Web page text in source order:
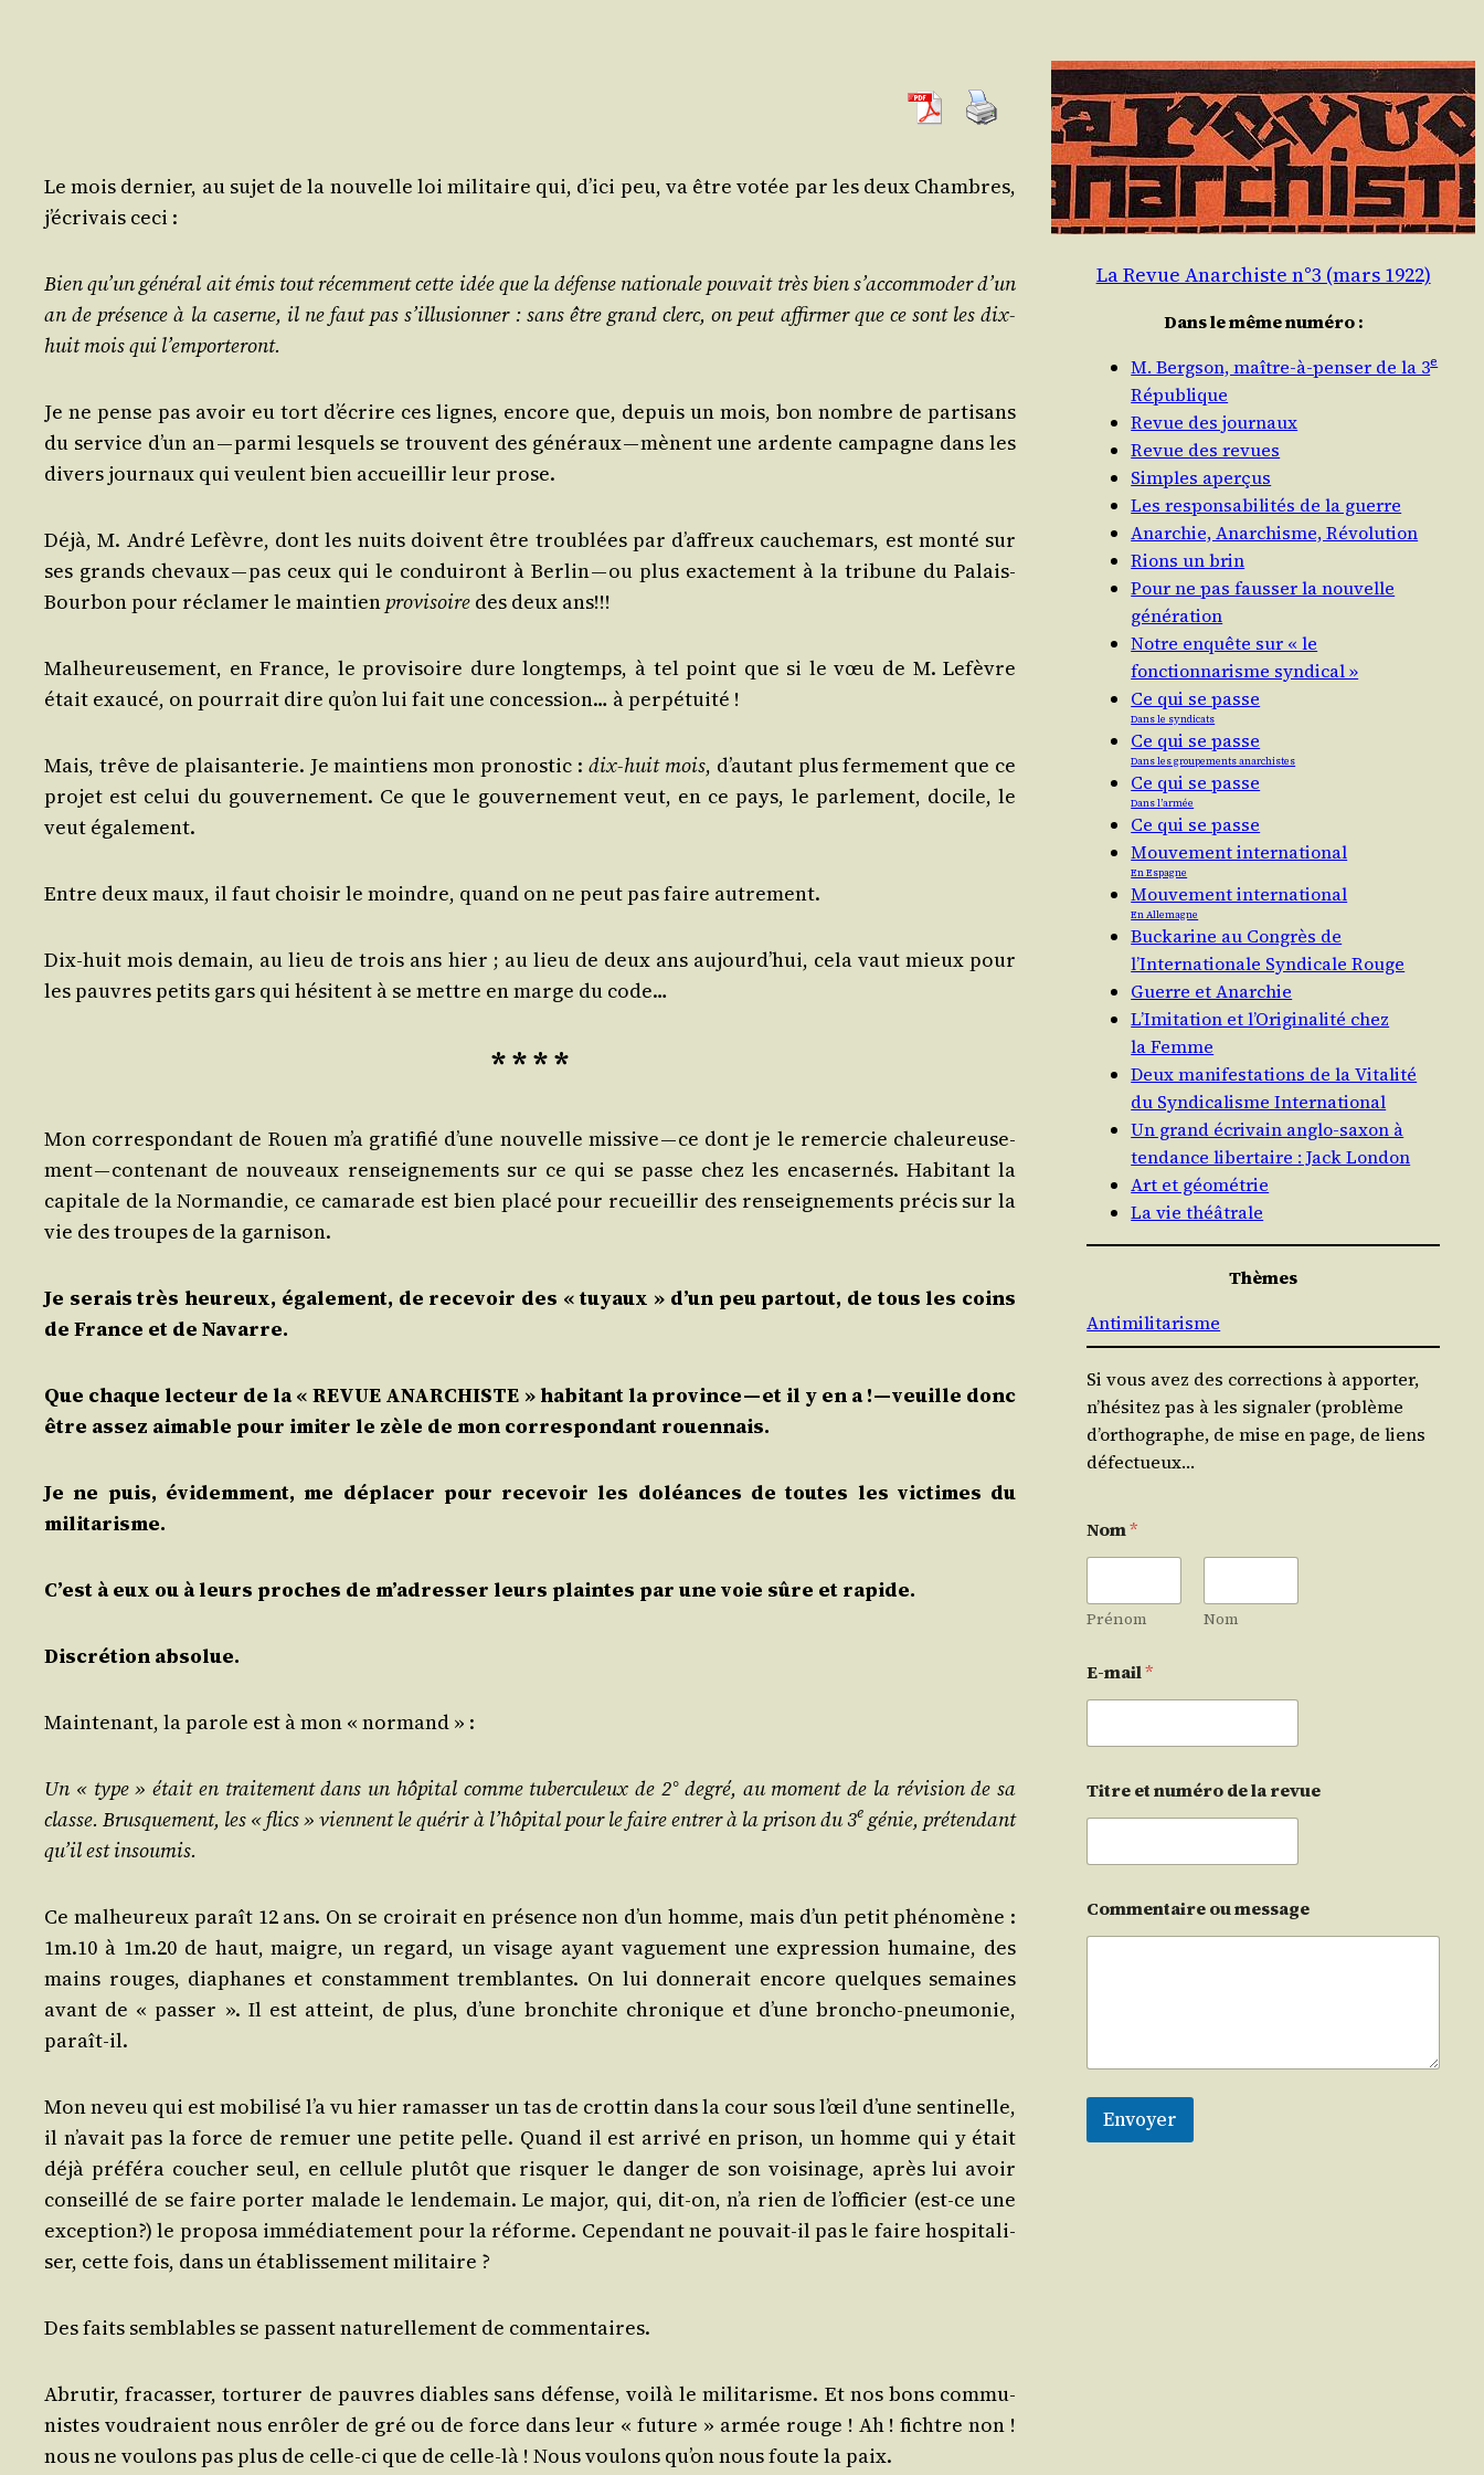
Le mois der­nier, au sujet de la nou­velle loi mili­taire qui, d’ici peu, va être votée par les deux Chambres,
j’écrivais ceci :
Bien qu’un géné­ral ait émis tout récem­ment cette idée que la défense natio­nale pou­vait très bien s’accommoder d’un
an de pré­sence à la caserne, il ne faut pas s’illusionner : sans être grand clerc, on peut affir­mer que ce sont les dix-
huit mois qui l’emporteront.
Je ne pense pas avoir eu tort d’écrire ces lignes, encore que, depuis un mois, bon nombre de par­ti­sans
du ser­vice d’un an — par­mi les­quels se trouvent des géné­raux — mènent une ardente cam­pagne dans les
divers jour­naux qui veulent bien accueillir leur prose.
Déjà, M. André Lefèvre, dont les nuits doivent être trou­blées par d’affreux cau­che­mars, est mon­té sur
ses grands che­vaux — pas ceux qui le condui­ront à Ber­lin — ou plus exac­te­ment à la tri­bune du Palais-
Bour­bon pour récla­mer le main­tien pro­vi­soire des deux ans!!!
Mal­heu­reu­se­ment, en France, le pro­vi­soire dure long­temps, à tel point que si le vœu de M. Lefèvre
était exau­cé, on pour­rait dire qu’on lui fait une conces­sion… à perpétuité !
Mais, trêve de plai­san­te­rie. Je main­tiens mon pro­nos­tic : dix-huit mois, d’autant plus fer­me­ment que ce
pro­jet est celui du gou­ver­ne­ment. Ce que le gou­ver­ne­ment veut, en ce pays, le par­le­ment, docile, le
veut également.
Entre deux maux, il faut choi­sir le moindre, quand on ne peut pas faire autrement.
Dix-huit mois demain, au lieu de trois ans hier ; au lieu de deux ans aujourd’hui, cela vaut mieux pour
les pauvres petits gars qui hésitent à se mettre en marge du code…
* * * *
Mon cor­res­pon­dant de Rouen m’a gra­ti­fié d’une nou­velle mis­sive — ce dont je le remer­cie cha­leu­reu­se­
ment — conte­nant de nou­veaux ren­sei­gne­ments sur ce qui se passe chez les enca­ser­nés. Habi­tant la
capi­tale de la Nor­man­die, ce cama­rade est bien pla­cé pour recueillir des ren­sei­gne­ments pré­cis sur la
vie des troupes de la garnison.
Je serais très heu­reux, éga­le­ment, de rece­voir des « tuyaux » d’un peu par­tout, de tous les coins
de France et de Navarre.
Que chaque lec­teur de la « REVUE ANARCHISTE » habi­tant la pro­vince — et il y en a ! — veuille donc
être assez aimable pour imi­ter le zèle de mon cor­res­pon­dant rouennais.
Je ne puis, évi­dem­ment, me dépla­cer pour rece­voir les doléances de toutes les vic­times du
militarisme.
C’est à eux ou à leurs proches de m’adresser leurs plaintes par une voie sûre et rapide.
Dis­cré­tion absolue.
Main­te­nant, la parole est à mon « normand » :
Un « type » était en trai­te­ment dans un hôpi­tal comme tuber­cu­leux de 2° degré, au moment de la révi­sion de sa
classe. Brus­que­ment, les « flics » viennent le qué­rir à l’hôpital pour le faire entrer à la pri­son du 3e génie, pré­ten­dant
qu’il est insoumis.
Ce mal­heu­reux paraît 12 ans. On se croi­rait en pré­sence non d’un homme, mais d’un petit phé­no­mène :
1m.10 à 1m.20 de haut, maigre, un regard, un visage ayant vague­ment une expres­sion humaine, des
mains rouges, dia­phanes et constam­ment trem­blantes. On lui don­ne­rait encore quelques semaines
avant de « pas­ser ». Il est atteint, de plus, d’une bron­chite chro­nique et d’une bron­cho-pneu­mo­nie,
paraît-il.
Mon neveu qui est mobi­li­sé l’a vu hier ramas­ser un tas de crot­tin dans la cour sous l’œil d’une sen­ti­nelle,
il n’avait pas la force de remuer une petite pelle. Quand il est arri­vé en pri­son, un homme qui y était
déjà pré­fé­ra cou­cher seul, en cel­lule plu­tôt que ris­quer le dan­ger de son voi­si­nage, après lui avoir
conseillé de se faire por­ter malade le len­de­main. Le major, qui, dit-on, n’a rien de l’officier (est-ce une
excep­tion?) le pro­po­sa immé­dia­te­ment pour la réforme. Cepen­dant ne pou­vait-il pas le faire hos­pi­ta­li­
ser, cette fois, dans un éta­blis­se­ment militaire ?
Des faits sem­blables se passent natu­rel­le­ment de commentaires.
Abru­tir, fra­cas­ser, tor­tu­rer de pauvres diables sans défense, voi­là le mili­ta­risme. Et nos bons com­mu­
nistes vou­draient nous enrô­ler de gré ou de force dans leur « future » armée rouge ! Ah ! fichtre non !
nous ne vou­lons pas plus de celle-ci que de celle-là ! Nous vou­lons qu’on nous foute la paix.
La Revue Anarchiste n°3 (mars 1922)
Dans le même numéro :
M. Bergson, maître-à-penser de la 3e
République
Revue des journaux
Revue des revues
Simples aperçus
Les responsabilités de la guerre
Anarchie, Anarchisme, Révolution
Rions un brin
Pour ne pas fausser la nouvelle
génération
Notre enquête sur « le
fonctionnarisme syndical »
Ce qui se passe
Dans le syndicats
Ce qui se passe
Dans les groupements anarchistes
Ce qui se passe
Dans l’armée
Ce qui se passe
Mouvement international
En Espagne
Mouvement international
En Allemagne
Buckarine au Congrès de
l’Internationale Syndicale Rouge
Guerre et Anarchie
L’Imitation et l’Originalité chez
la Femme
Deux manifestations de la Vitalité
du Syndicalisme International
Un grand écrivain anglo-saxon à
tendance libertaire : Jack London
Art et géométrie
La vie théâtrale
Thèmes
Antimilitarisme
Si vous avez des corrections à apporter,
n’hésitez pas à les signaler (problème
d’orthographe, de mise en page, de liens
défectueux…
Nom*
Prénom Nom
E-mail*
Titre et numéro de la revue
Commentaire ou message
Envoyer